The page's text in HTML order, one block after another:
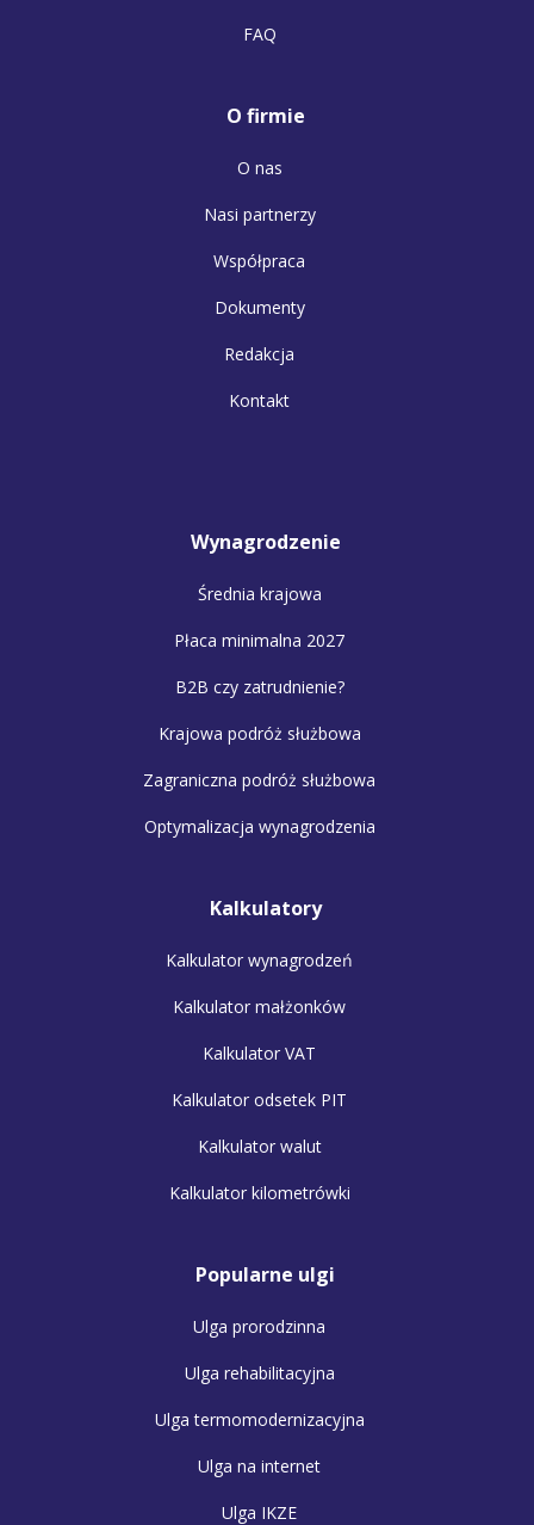
FAQ
O firmie
O nas
Nasi partnerzy
Współpraca
Dokumenty
Redakcja
Kontakt
Wynagrodzenie
Średnia krajowa
Płaca minimalna 2027
B2B czy zatrudnienie?
Krajowa podróż służbowa
Zagraniczna podróż służbowa
Optymalizacja wynagrodzenia
Kalkulatory
Kalkulator wynagrodzeń
Kalkulator małżonków
Kalkulator VAT
Kalkulator odsetek PIT
Kalkulator walut
Kalkulator kilometrówki
Popularne ulgi
Ulga prorodzinna
Ulga rehabilitacyjna
Ulga termomodernizacyjna
Ulga na internet
Ulga IKZE